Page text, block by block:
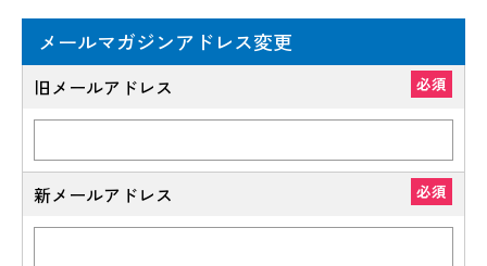
メールマガジンアドレス変更
旧メールアドレス 必須
新メールアドレス 必須